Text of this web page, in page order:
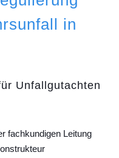
in
Unfallgutachten
fachkundigen Leitung